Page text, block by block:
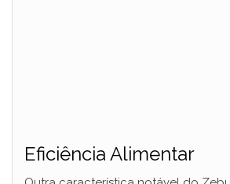
Eficiência Alimentar